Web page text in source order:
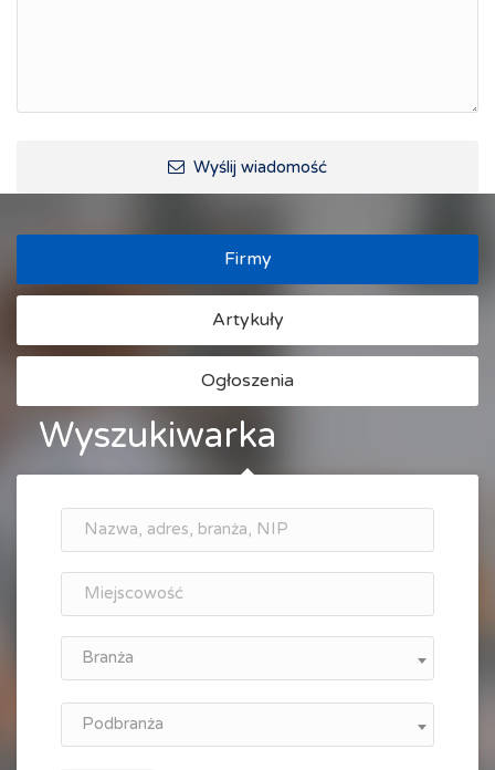
Wyślij wiadomość
Firmy
Artykuły
Ogłoszenia
Wyszukiwarka
Branża
Podbranża